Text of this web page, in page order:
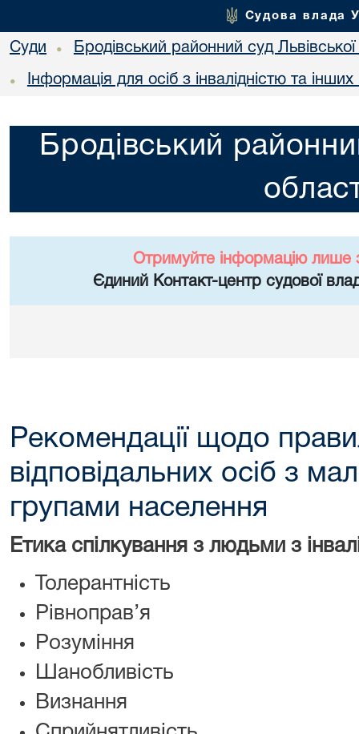
Судова влада
Суди • Бродівський районний суд Львівської
• Інформація для осіб з інвалідністю та
Бродівський
Отримуйте інформацію лише
Єдиний Контакт-центр судової
Рекомендації щодо
відповідальних осіб з
групами населення
Етика спілкування з людьми з
Толерантність
Рівноправ’я
Розуміння
Шанобливість
Визнання